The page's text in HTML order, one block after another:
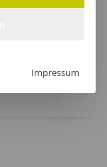
Impressum